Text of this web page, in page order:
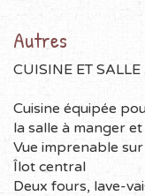
Trampoline
Jeux divers
Et encore
http://
Les Cantons-de-
Autres
CUISINE ET
Cuisine équipée
la salle à manger
Vue imprenable
Îlot central
Deux fours, lave-